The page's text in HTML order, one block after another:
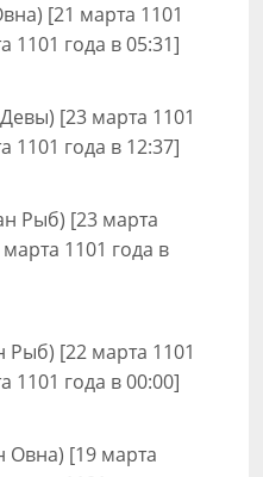
[21 марта 1101
1101 года в 05:31]
[23 марта 1101
1101 года в 12:37]
Рыб) [23 марта
1101 года в
Рыб) [22 марта 1101
1101 года в 00:00]
Овна) [19 марта